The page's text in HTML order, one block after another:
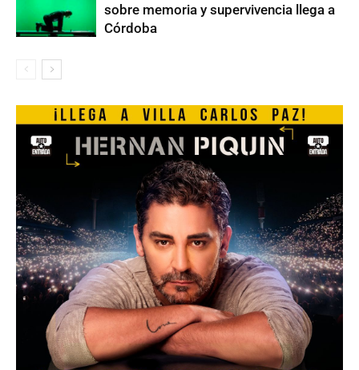
sobre memoria y supervivencia llega a
Córdoba